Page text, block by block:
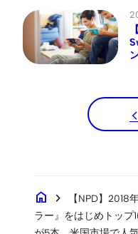
home chevron_right
【NPD】2018
ラー』をはじめトッ